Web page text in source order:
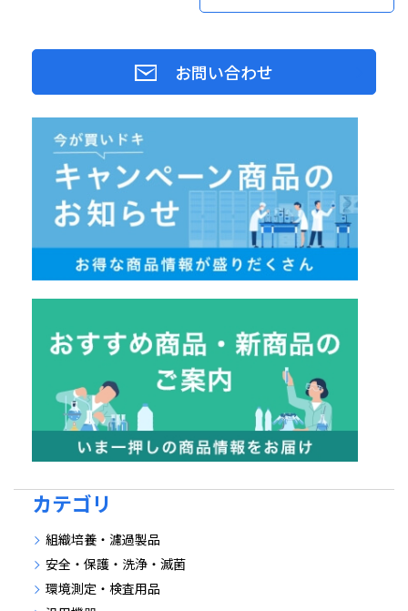
お問い合わせ
カテゴリ
組織培養・濾過製品
安全・保護・洗浄・滅菌
環境測定・検査用品